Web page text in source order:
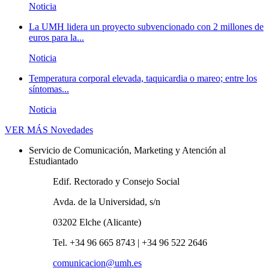
Noticia
La UMH lidera un proyecto subvencionado con 2 millones de
euros para la...
Noticia
Temperatura corporal elevada, taquicardia o mareo; entre los
síntomas...
Noticia
VER MÁS Novedades
Servicio de Comunicación, Marketing y Atención al
Estudiantado
Edif. Rectorado y Consejo Social
Avda. de la Universidad, s/n
03202 Elche (Alicante)
Tel. +34 96 665 8743 | +34 96 522 2646
comunicacion@umh.es